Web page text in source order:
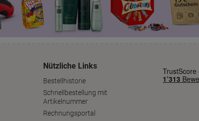
Nützliche Links
Bestellhistorie
Schnellbestellung mit
Artikelnummer
Rechnungsportal